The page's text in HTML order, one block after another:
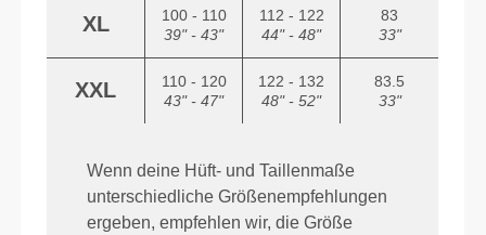
XL
100 - 110
39" - 43"
112 - 122
44" - 48"
83
33"
XXL
110 - 120
43" - 47"
122 - 132
48" - 52"
83.5
33"
Wenn deine Hüft- und Taillenmaße
unterschiedliche Größenempfehlungen
ergeben, empfehlen wir, die Größe